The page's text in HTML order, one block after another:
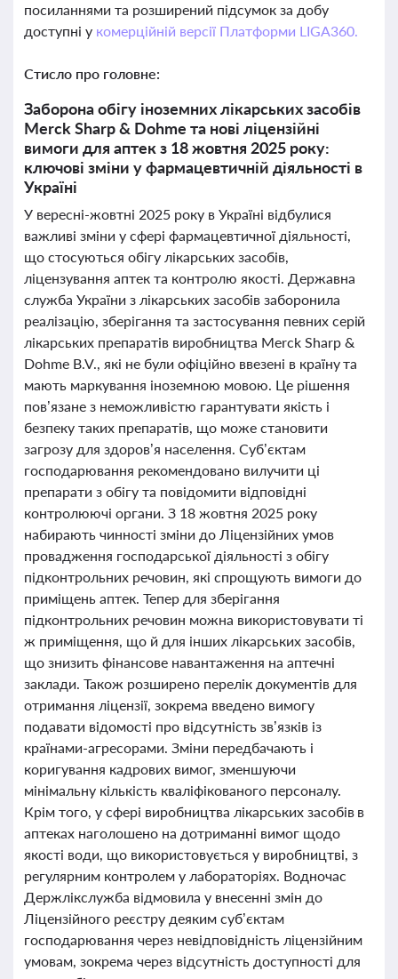
посиланнями та розширений підсумок за добу
доступні у комерційній версії Платформи LIGA360.
Стисло про головне:
Заборона обігу іноземних лікарських засобів
Merck Sharp & Dohme та нові ліцензійні
вимоги для аптек з 18 жовтня 2025 року:
ключові зміни у фармацевтичній діяльності в
Україні
У вересні-жовтні 2025 року в Україні відбулися
важливі зміни у сфері фармацевтичної діяльності,
що стосуються обігу лікарських засобів,
ліцензування аптек та контролю якості. Державна
служба України з лікарських засобів заборонила
реалізацію, зберігання та застосування певних серій
лікарських препаратів виробництва Merck Sharp &
Dohme B.V., які не були офіційно ввезені в країну та
мають маркування іноземною мовою. Це рішення
пов’язане з неможливістю гарантувати якість і
безпеку таких препаратів, що може становити
загрозу для здоров’я населення. Суб’єктам
господарювання рекомендовано вилучити ці
препарати з обігу та повідомити відповідні
контролюючі органи. З 18 жовтня 2025 року
набирають чинності зміни до Ліцензійних умов
провадження господарської діяльності з обігу
підконтрольних речовин, які спрощують вимоги до
приміщень аптек. Тепер для зберігання
підконтрольних речовин можна використовувати ті
ж приміщення, що й для інших лікарських засобів,
що знизить фінансове навантаження на аптечні
заклади. Також розширено перелік документів для
отримання ліцензії, зокрема введено вимогу
подавати відомості про відсутність зв’язків із
країнами-агресорами. Зміни передбачають і
коригування кадрових вимог, зменшуючи
мінімальну кількість кваліфікованого персоналу.
Крім того, у сфері виробництва лікарських засобів в
аптеках наголошено на дотриманні вимог щодо
якості води, що використовується у виробництві, з
регулярним контролем у лабораторіях. Водночас
Держлікслужба відмовила у внесенні змін до
Ліцензійного реєстру деяким суб’єктам
господарювання через невідповідність ліцензійним
умовам, зокрема через відсутність доступності для